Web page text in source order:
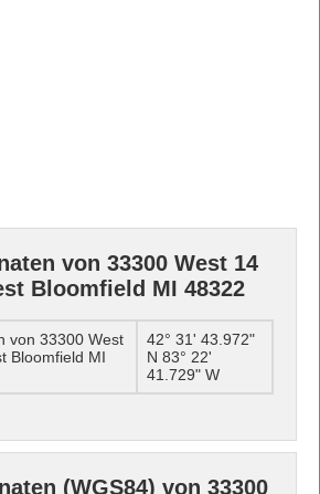
von 33300 West 14
Bloomfield MI 48322
von 33300 West
Bloomfield MI
42° 31' 43.972"
N 83° 22'
41.729" W
(WGS84) von 33300